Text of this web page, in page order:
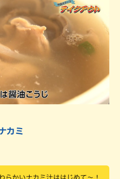
カミ
らかいナカミ汁ははじめて～！